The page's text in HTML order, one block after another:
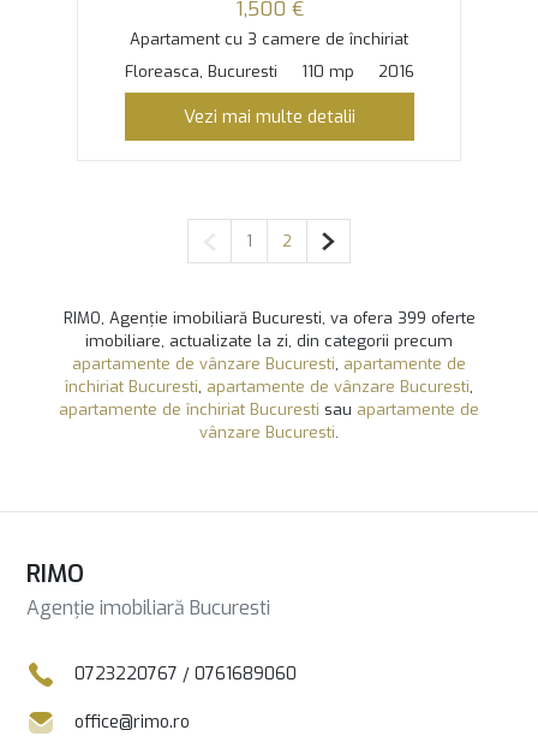
1,500 €
Apartament cu 3 camere de închiriat
Floreasca, Bucuresti
110 mp 2016
Vezi mai multe detalii
Pagina anterioară
1 2 Pagina următoare
RIMO, Agenție imobiliară Bucuresti, va ofera 399 oferte
imobiliare, actualizate la zi, din categorii precum
apartamente de vânzare Bucuresti, apartamente de
închiriat Bucuresti, apartamente de vânzare Bucuresti,
apartamente de închiriat Bucuresti sau apartamente de
vânzare Bucuresti.
RIMO
Agenție imobiliară Bucuresti
0723220767 / 0761689060
office@rimo.ro